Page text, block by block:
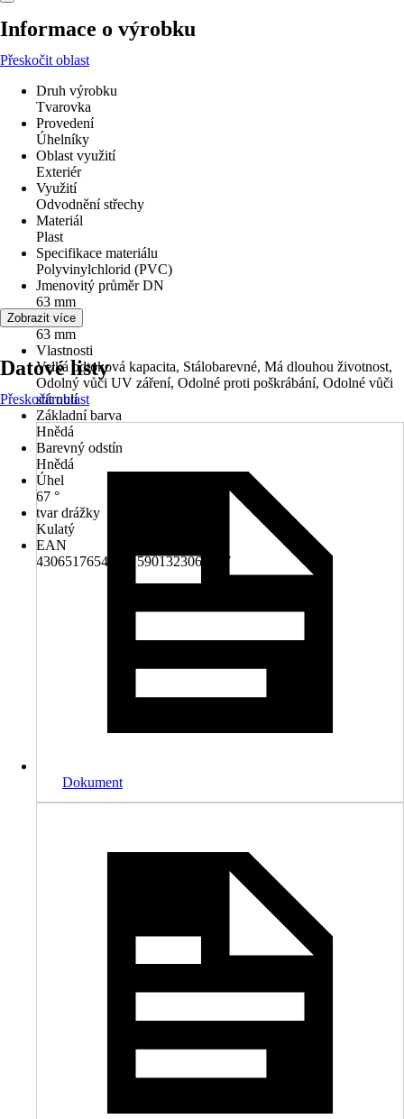
Informace o výrobku
Přeskočit oblast
Druh výrobku
Tvarovka
Provedení
Úhelníky
Oblast využití
Exteriér
Využití
Odvodnění střechy
Materiál
Plast
Specifikace materiálu
Polyvinylchlorid (PVC)
Jmenovitý průměr DN
63 mm
Průměr
63 mm
Vlastnosti
Velká odtoková kapacita, Stálobarevné, Má dlouhou životnost,
Odolný vůči UV záření, Odolné proti poškrábání, Odolné vůči
stárnutí
Základní barva
Hnědá
Barevný odstín
Hnědá
Úhel
67 °
tvar drážky
Kulatý
EAN
4306517654795, 5901323066627
Zobrazit více
Datové listy
Přeskočit oblast
Dokument